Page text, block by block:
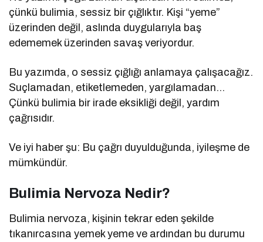
çünkü bulimia, sessiz bir çığlıktır. Kişi “yeme”
üzerinden değil, aslında duygularıyla baş
edememek üzerinden savaş veriyordur.
Bu yazımda, o sessiz çığlığı anlamaya çalışacağız.
Suçlamadan, etiketlemeden, yargılamadan…
Çünkü bulimia bir irade eksikliği değil, yardım
çağrısıdır.
Ve iyi haber şu: Bu çağrı duyulduğunda, iyileşme de
mümkündür.
Bulimia Nervoza Nedir?
Bulimia nervoza, kişinin tekrar eden şekilde
tıkanırcasına yemek yeme ve ardından bu durumu